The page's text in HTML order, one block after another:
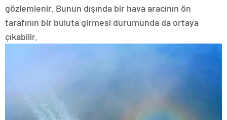
gözlemlenir. Bunun dışında bir hava aracının ön
tarafının bir buluta girmesi durumunda da ortaya
çıkabilir.